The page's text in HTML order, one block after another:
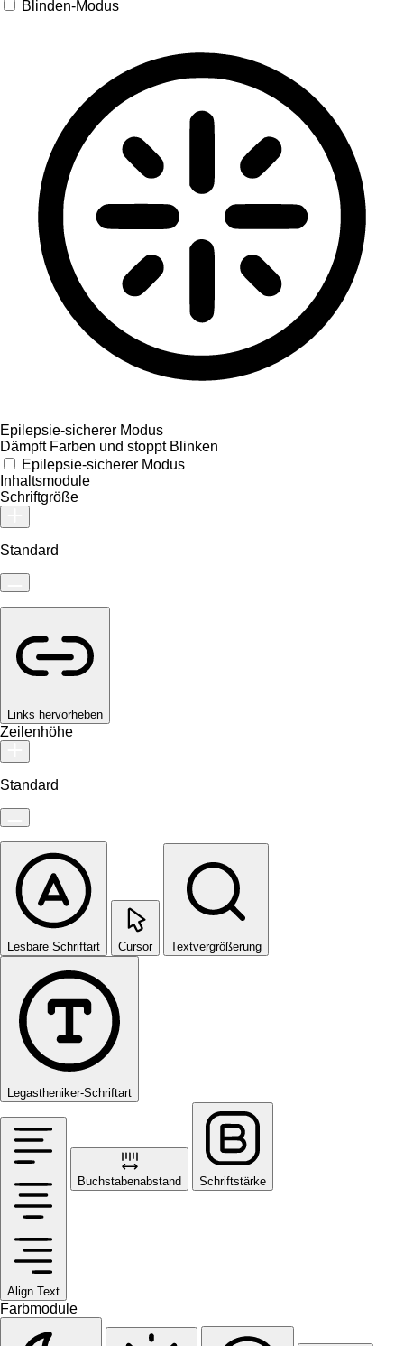
Blinden-Modus
Epilepsie-sicherer Modus
Dämpft Farben und stoppt Blinken
Epilepsie-sicherer Modus
Inhaltsmodule
Schriftgröße
Standard
Links hervorheben
Zeilenhöhe
Standard
Lesbare Schriftart Cursor Textvergrößerung
Legastheniker-Schriftart
Align Text
Buchstabenabstand Schriftstärke
Farbmodule